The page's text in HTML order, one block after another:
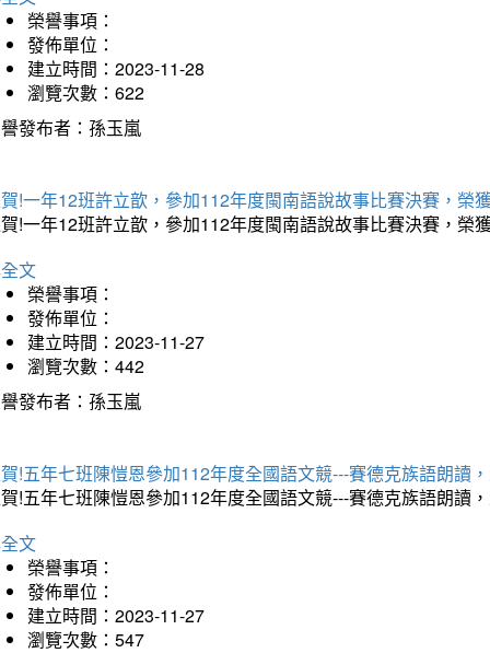
榮譽事項：
發佈單位：
建立時間：2023-11-28
瀏覽次數：622
發布者：孫玉嵐
!一年12班許立歆，參加112年度閩南語說故事比賽決賽，榮
!一年12班許立歆，參加112年度閩南語說故事比賽決賽，榮
文
榮譽事項：
發佈單位：
建立時間：2023-11-27
瀏覽次數：442
發布者：孫玉嵐
!五年七班陳愷恩參加112年度全國語文競---賽德克族語朗讀
!五年七班陳愷恩參加112年度全國語文競---賽德克族語朗讀
文
榮譽事項：
發佈單位：
建立時間：2023-11-27
瀏覽次數：547